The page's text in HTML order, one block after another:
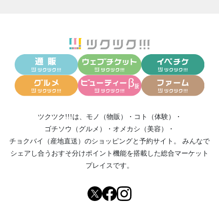
ツクツク!!!は、 モノ（物販） ・ コト（体験）
・
ゴチソウ（グルメ）
・ オメカシ（美容）
・
チョクバイ（産地直送） のショッピングと予約サイト。
みんなで
シェアし合う おすそ分けポイント機能を搭載した総合マーケット
プレイスです。